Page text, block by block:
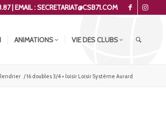
| EMAIL : SECRETARIAT@CSB71.COM
ANIMATIONS VIE DES CLUBS
/16 doubles 3/4 + loisir Loisir Système Aurard